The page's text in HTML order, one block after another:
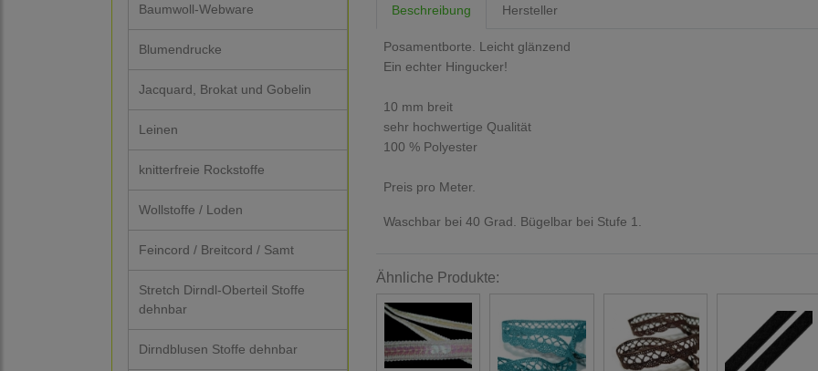
Baumwoll-Webware
Blumendrucke
Jacquard, Brokat und Gobelin
Leinen
knitterfreie Rockstoffe
Wollstoffe / Loden
Feincord / Breitcord / Samt
Stretch Dirndl-Oberteil Stoffe
dehnbar
Dirndblusen Stoffe dehnbar
Beschreibung Hersteller
Posamentborte. Leicht glänzend
Ein echter Hingucker!
10 mm breit
sehr hochwertige Qualität
100 % Polyester
Preis pro Meter.
Waschbar bei 40 Grad. Bügelbar bei Stufe 1.
Ähnliche Produkte: